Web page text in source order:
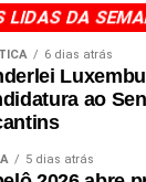
LIDAS DA
6 dias atrás
ao
5 dias atrás